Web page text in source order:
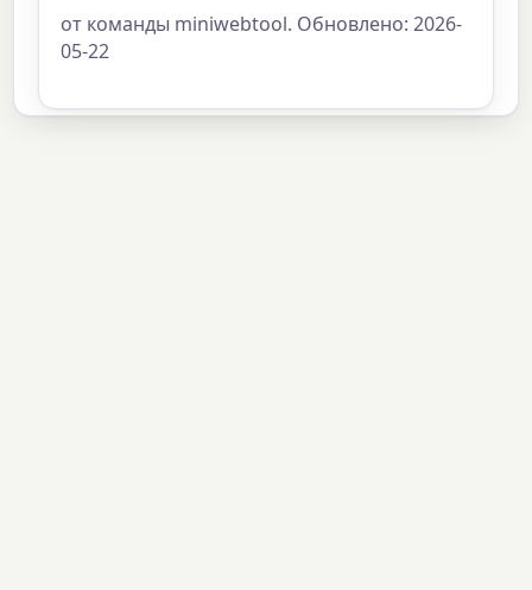
от команды miniwebtool. Обновлено: 2026-
05-22